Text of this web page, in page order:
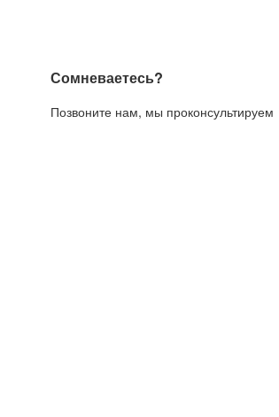
Сомневаетесь?
Позвоните нам, мы проконсультируем